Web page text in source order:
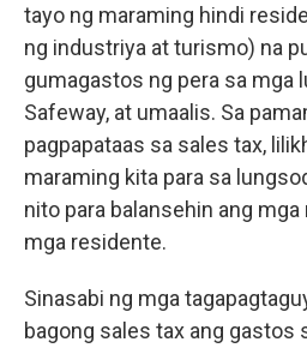
tayo ng maraming hindi
ng industriya at turismo) na
gumagastos ng pera sa mga
Safeway, at umaalis. Sa
pagpapataas sa sales tax,
maraming kita para sa
nito para balansehin ang
mga residente.
Sinasabi ng mga
bagong sales tax ang gastos